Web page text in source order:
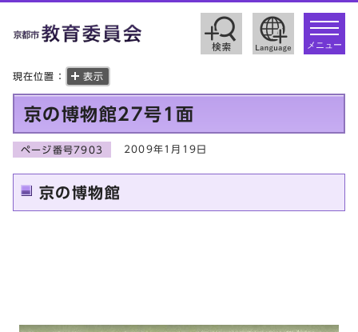
toggle
メニュー
現在位置： 表示
京の博物館27号1面
ページ番号7903 2009年1月19日
京の博物館